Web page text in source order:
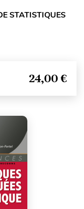
STATISTIQUES
24,00 €